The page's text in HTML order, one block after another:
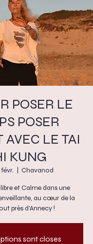
POSER LE
POSER
AVEC LE TAI
KUNG
Chavanod
et Calme dans une
au cœur de la
près d’Annecy !
sont closes